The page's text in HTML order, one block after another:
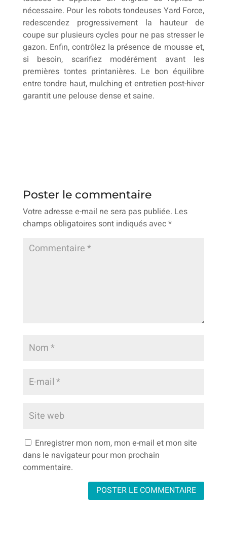
nécessaire. Pour les robots tondeuses Yard Force,
redescendez progressivement la hauteur de
coupe sur plusieurs cycles pour ne pas stresser le
gazon. Enfin, contrôlez la présence de mousse et,
si besoin, scarifiez modérément avant les
premières tontes printanières. Le bon équilibre
entre tondre haut, mulching et entretien post-hiver
garantit une pelouse dense et saine.
Poster le commentaire
Votre adresse e-mail ne sera pas publiée. Les
champs obligatoires sont indiqués avec*
Enregistrer mon nom, mon e-mail et mon site
dans le navigateur pour mon prochain
commentaire.